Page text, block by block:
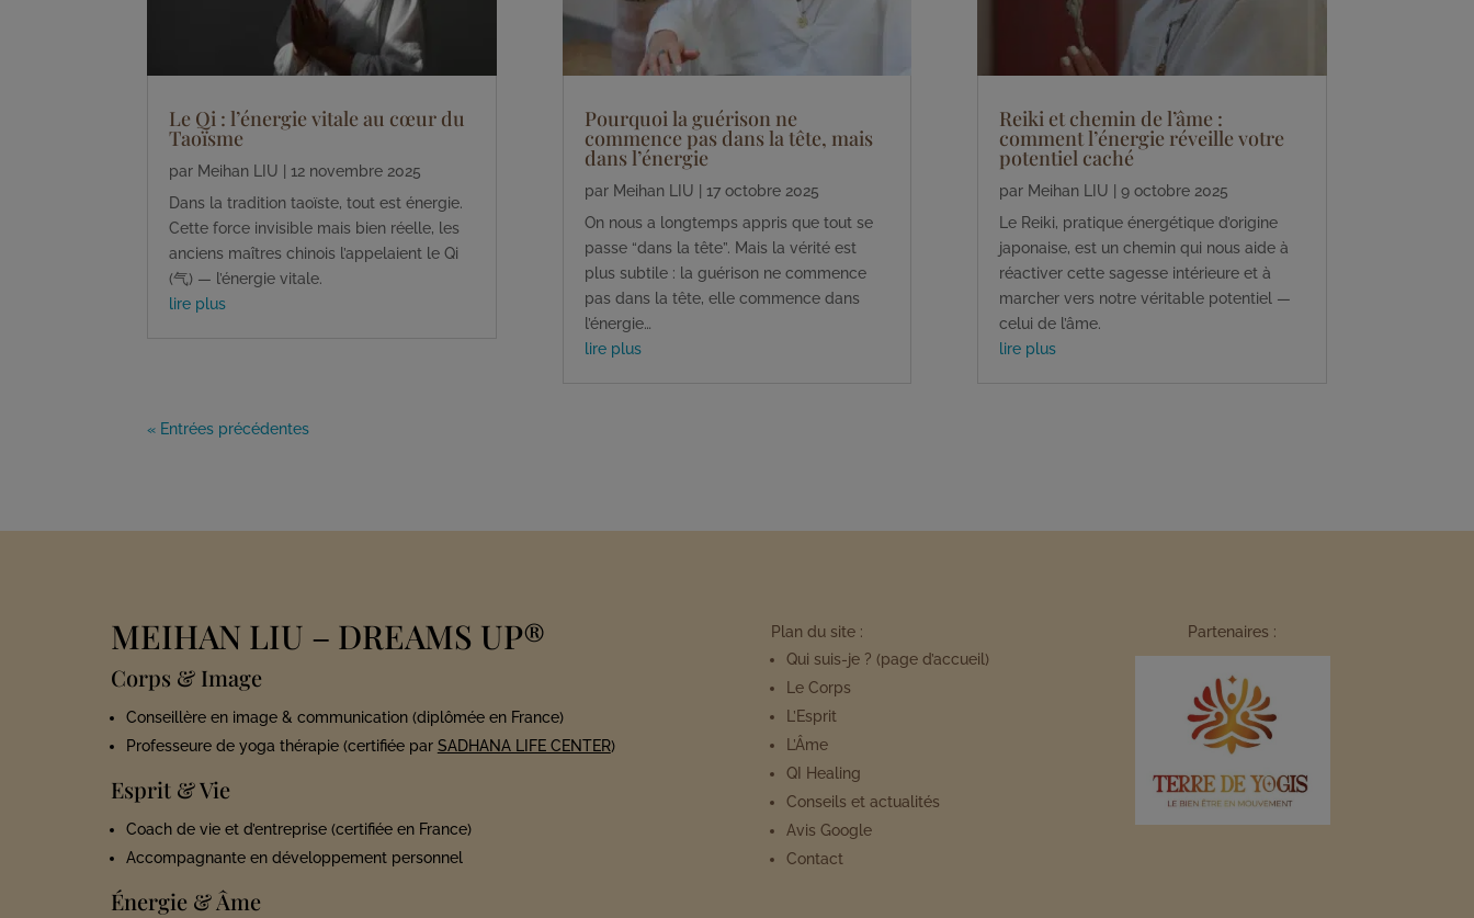
Le Qi : l’énergie vitale au cœur du
Taoïsme
par Meihan LIU |12 novembre 2025
Dans la tradition taoïste, tout est énergie.
Cette force invisible mais bien réelle, les
anciens maîtres chinois l’appelaient le Qi
(气) — l’énergie vitale.
lire plus
Pourquoi la guérison ne
commence pas dans la tête, mais
dans l’énergie
par Meihan LIU
17 octobre 2025
On nous a longtemps appris que tout se
passe “dans la tête”. Mais la vérité est
plus subtile : la guérison ne commence
pas dans la tête, elle commence dans
l’énergie…
lire plus
Reiki et chemin de l’âme :
comment l’énergie réveille votre
potentiel caché
par Meihan LIU
9 octobre 2025
Le Reiki, pratique énergétique d’origine
japonaise, est un chemin qui nous aide à
réactiver cette sagesse intérieure et à
marcher vers notre véritable potentiel —
celui de l’âme.
lire plus
« Entrées précédentes
MEIHAN LIU – DREAMS UP®
Corps & Image
Conseillère en image & communication (diplômée en France)
Professeure de yoga thérapie (certifiée par SADHANA LIFE CENTER)
Esprit & Vie
Coach de vie et d’entreprise (certifiée en France)
Accompagnante en développement personnel
Énergie & Âme
Plan du site :
Qui suis-je ? (page d’accueil)
Le Corps
L’Esprit
L’Âme
QI Healing
Conseils et actualités
Avis Google
Contact
Partenaires :